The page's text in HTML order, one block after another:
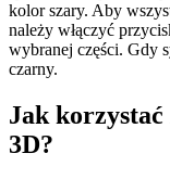
kolor szary. Aby
należy włączyć
wybranej części. Gdy
czarny.
Jak
3D?